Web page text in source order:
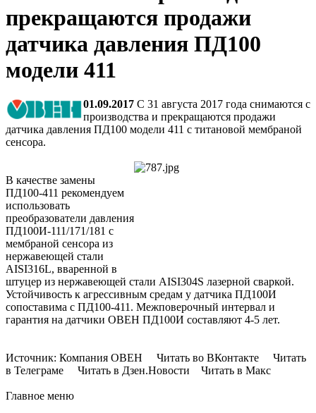
прекращаются продажи
датчика давления ПД100
модели 411
01.09.2017 С 31 августа 2017 года снимаются с
производства и прекращаются продажи
датчика давления ПД100 модели 411 с титановой мембраной
сенсора.
В качестве замены
ПД100-411 рекомендуем
использовать
преобразователи давления
ПД100И-111/171/181 с
мембраной сенсора из
нержавеющей стали
AISI316L, вваренной в
штуцер из нержавеющей стали AISI304S лазерной сваркой.
Устойчивость к агрессивным средам у датчика ПД100И
сопоставима с ПД100-411. Межповерочный интервал и
гарантия на датчики ОВЕН ПД100И составляют 4-5 лет.
Источник: Компания ОВЕН Читать во ВКонтакте Читать
в Телеграме Читать в Дзен.Новости Читать в Макс
Главное меню